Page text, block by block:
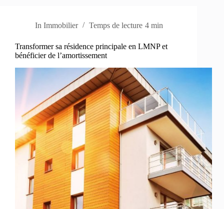
In Immobilier Temps de lecture 4 min
Transformer sa résidence principale en LMNP et
bénéficier de l’amortissement